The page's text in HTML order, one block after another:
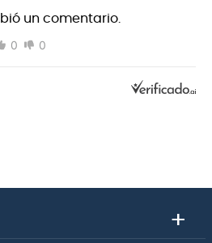
un comentario.
0 0
+